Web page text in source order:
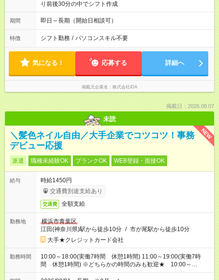
り前後30分の中でシフト作成
期間 即日～長期（開始日相談可）
特徴 シフト勤務 / パソコンスキル不要
気になる！ 応募する 詳細へ
掲載元企業名 株式会社iDA
掲載日：2026.08.07
未読
NEW
＼髪色ネイル自由／大手企業でコツコツ！事務
デビュー応援
派遣 職種未経験OK ブランクOK WEB登録・面接OK
給与
時給1450円
交通費別途支給あり
交通費 全額支給
勤務地
横浜市青葉区
江田(神奈川県)駅から徒歩10分 / 市が尾駅から徒歩10分
大手★クレジットカード会社
勤務時間
10:00～18:00(実働7時間 休憩1時間) 11:00～19:00(実働7時
間 休憩1時間) ※どちらかの時間のみも歓迎★ 10:00～
19:00、11:00～20:00相談OK！